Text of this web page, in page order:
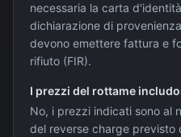
necessaria la carta
dichiarazione di
devono emettere fattura e
rifiuto (FIR).
I prezzi del rottame
No, i prezzi indicati sono al
del reverse charge previsto